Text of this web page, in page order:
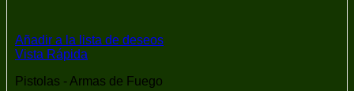
Añadir a la lista de deseos
Vista Rápida
Pistolas - Armas de Fuego